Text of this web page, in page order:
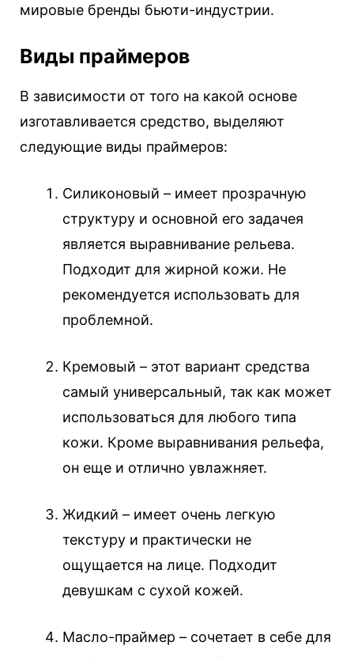
мировые бренды бьюти-индустрии.
Виды праймеров
В зависимости от того на какой основе
изготавливается средство, выделяют
следующие виды праймеров:
Силиконовый – имеет прозрачную
структуру и основной его задачея
является выравнивание рельева.
Подходит для жирной кожи. Не
рекомендуется использовать для
проблемной.
Кремовый – этот вариант средства
самый универсальный, так как может
использоваться для любого типа
кожи. Кроме выравнивания рельефа,
он еще и отлично увлажняет.
Жидкий – имеет очень легкую
текстуру и практически не
ощущается на лице. Подходит
девушкам с сухой кожей.
Масло-праймер – сочетает в себе для